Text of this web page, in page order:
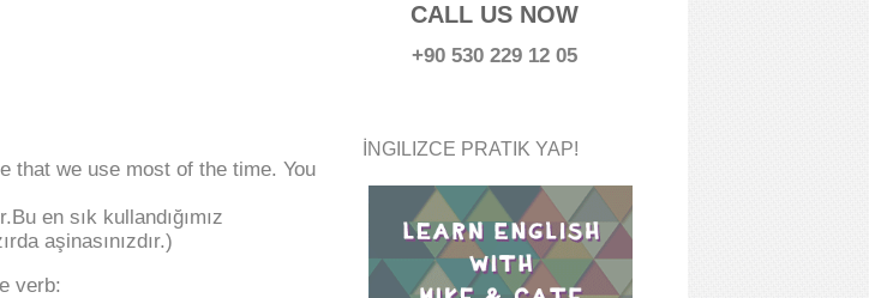
that we use most of the time. You
en sık kullandığımız
aşinasınızdır.)
verb:
CALL US NOW
+90 530 229 12 05
İNGILIZCE PRATIK YAP!